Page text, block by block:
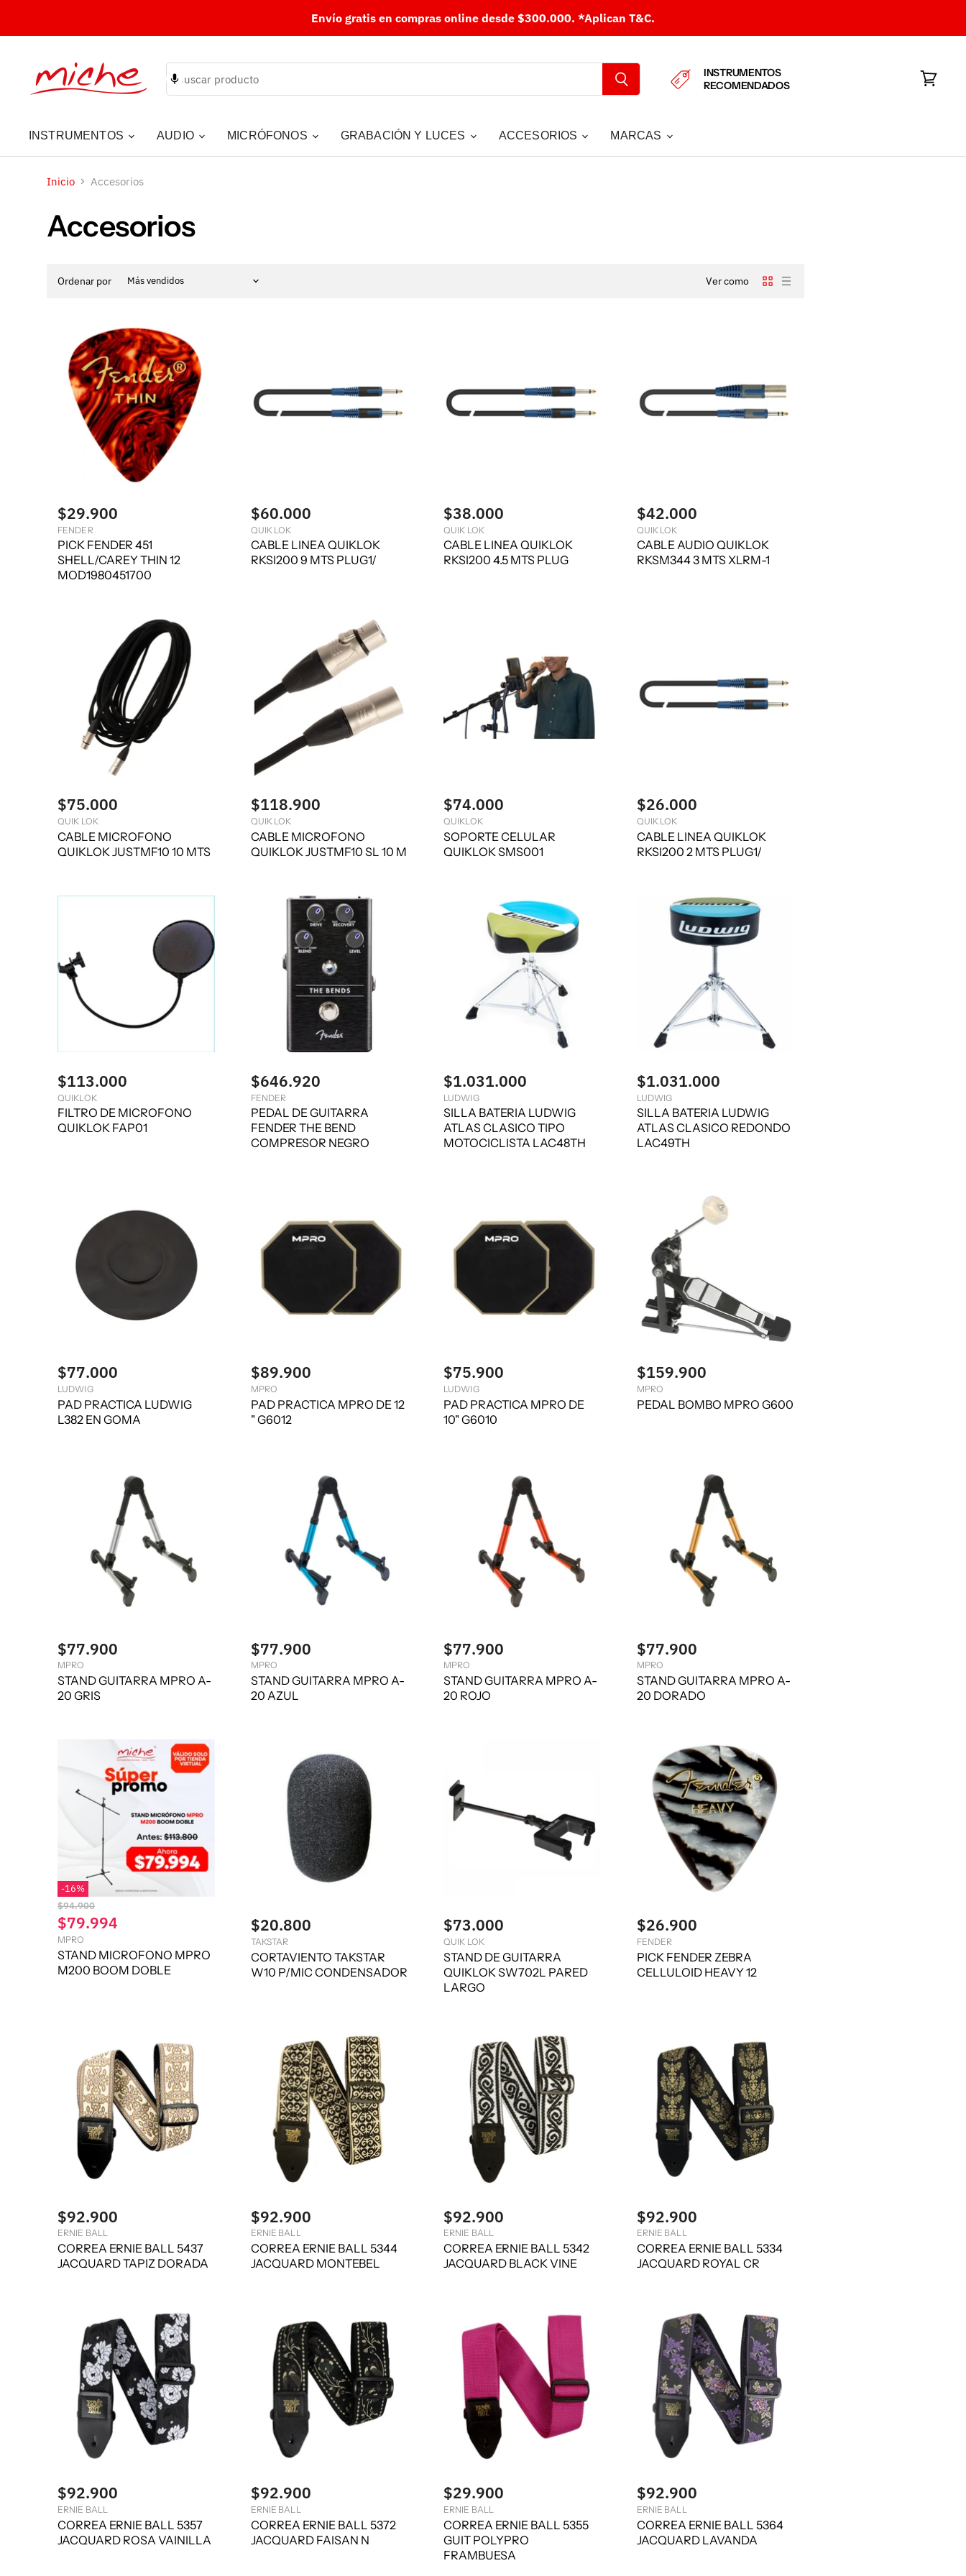
Envío gratis en compras online desde $300.000. *Aplican T&C.
INSTRUMENTOS
RECOMENDADOS
INSTRUMENTOS AUDIO MICRÓFONOS GRABACIÓN Y LUCES ACCESORIOS MARCAS
Inicio Accesorios
Accesorios
Ordenar por Ver como
$29.900
FENDER
PICK FENDER 451
SHELL/CAREY THIN 12
MOD1980451700
$60.000
QUIK LOK
CABLE LINEA QUIKLOK
RKSI200 9 MTS PLUG1/
$38.000
QUIK LOK
CABLE LINEA QUIKLOK
RKSI200 4.5 MTS PLUG
$42.000
QUIK LOK
CABLE AUDIO QUIKLOK
RKSM344 3 MTS XLRM-1
$75.000
QUIK LOK
CABLE MICROFONO
QUIKLOK JUSTMF10 10 MTS
$118.900
QUIK LOK
CABLE MICROFONO
QUIKLOK JUSTMF10 SL 10 M
$74.000
QUIKLOK
SOPORTE CELULAR
QUIKLOK SMS001
$26.000
QUIK LOK
CABLE LINEA QUIKLOK
RKSI200 2 MTS PLUG1/
$113.000
QUIKLOK
FILTRO DE MICROFONO
QUIKLOK FAP01
$646.920
FENDER
PEDAL DE GUITARRA
FENDER THE BEND
COMPRESOR NEGRO
$1.031.000
LUDWIG
SILLA BATERIA LUDWIG
ATLAS CLASICO TIPO
MOTOCICLISTA LAC48TH
$1.031.000
LUDWIG
SILLA BATERIA LUDWIG
ATLAS CLASICO REDONDO
LAC49TH
$77.000
LUDWIG
PAD PRACTICA LUDWIG
L382 EN GOMA
$89.900
MPRO
PAD PRACTICA MPRO DE 12
" G6012
$75.900
LUDWIG
PAD PRACTICA MPRO DE
10" G6010
$159.900
MPRO
PEDAL BOMBO MPRO G600
$77.900
MPRO
STAND GUITARRA MPRO A-
20 GRIS
$77.900
MPRO
STAND GUITARRA MPRO A-
20 AZUL
$77.900
MPRO
STAND GUITARRA MPRO A-
20 ROJO
$77.900
MPRO
STAND GUITARRA MPRO A-
20 DORADO
-16%
P
r
e
c
i
o
o
$94.900
P
r
e
c
$79.994
MPRO
STAND MICROFONO MPRO
M200 BOOM DOBLE
$20.800
TAKSTAR
CORTAVIENTO TAKSTAR
W10 P/MIC CONDENSADOR
$73.000
QUIK LOK
STAND DE GUITARRA
QUIKLOK SW702L PARED
LARGO
$26.900
FENDER
PICK FENDER ZEBRA
CELLULOID HEAVY 12
$92.900
ERNIE BALL
CORREA ERNIE BALL 5437
JACQUARD TAPIZ DORADA
$92.900
ERNIE BALL
CORREA ERNIE BALL 5344
JACQUARD MONTEBEL
$92.900
ERNIE BALL
CORREA ERNIE BALL 5342
JACQUARD BLACK VINE
$92.900
ERNIE BALL
CORREA ERNIE BALL 5334
JACQUARD ROYAL CR
$92.900
ERNIE BALL
CORREA ERNIE BALL 5357
JACQUARD ROSA VAINILLA
$92.900
ERNIE BALL
CORREA ERNIE BALL 5372
JACQUARD FAISAN N
$29.900
ERNIE BALL
CORREA ERNIE BALL 5355
GUIT POLYPRO
FRAMBUESA
$92.900
ERNIE BALL
CORREA ERNIE BALL 5364
JACQUARD LAVANDA